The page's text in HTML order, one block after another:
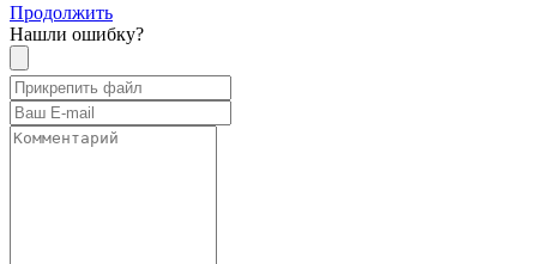
Продолжить
Нашли ошибку?